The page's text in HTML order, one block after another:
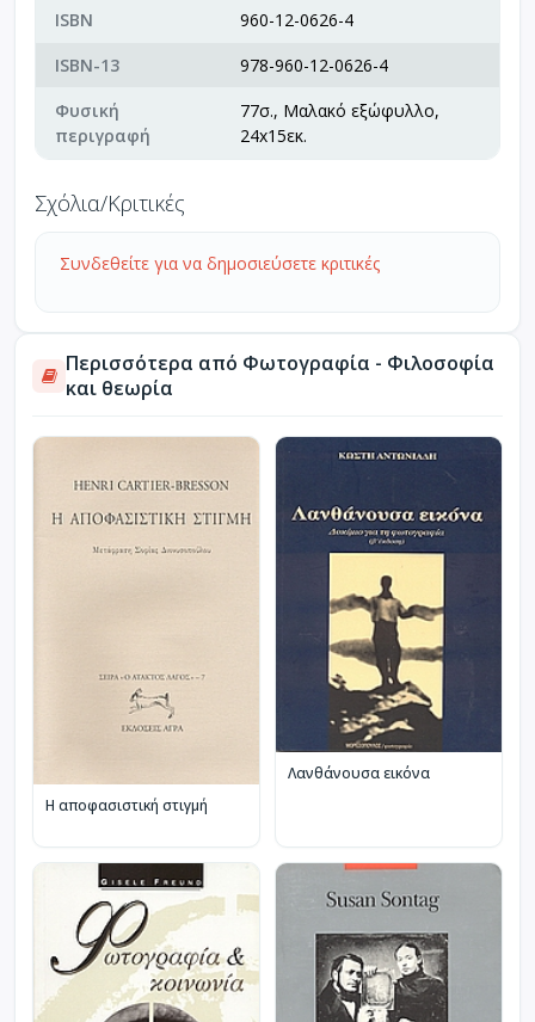
ISBN
960-12-0626-4
ISBN-13
978-960-12-0626-4
Φυσική
περιγραφή
77σ., Μαλακό εξώφυλλο,
24x15εκ.
Σχόλια/Κριτικές
Συνδεθείτε για να δημοσιεύσετε κριτικές
Περισσότερα από Φωτογραφία - Φιλοσοφία
και θεωρία
Η αποφασιστική στιγμή
Λανθάνουσα εικόνα